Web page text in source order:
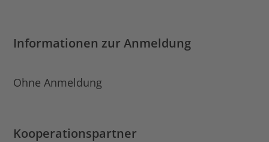
Informationen zur Anmeldung
Ohne Anmeldung
Kooperationspartner